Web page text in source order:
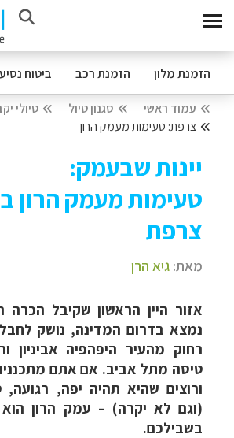
הזמנת מלון הזמנת רכב ביטוח
עמוד ראשי סגנון טיול
טיולי
צרפת: טעימות מעמק הרון
יינות שבעמק:
טעימות מעמק הרון
צרפת
מאת: גיא הרן
אזור היין הראשון שקיבל
נמצא בדרום המדינה, נושק
רחוק מהעיר היפהפיה אביניון
טיסה מתל אביב. אם אתם
ורוצים שהיא תהיה יפה, רגועה,
(וגם לא יקרה) – עמק הרון הוא
בשבילכם.